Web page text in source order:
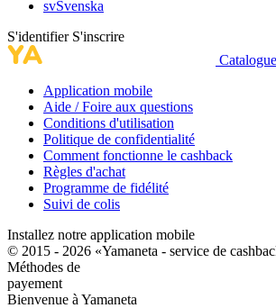
svSvenska
S'identifier S'inscrire
Application mobile
Aide / Foire aux questions
Conditions d'utilisation
Politique de confidentialité
Comment fonctionne le cashback
Règles d'achat
Programme de fidélité
Suivi de colis
Installez notre application mobile
© 2015 - 2026 «Yamaneta - service de
Méthodes de
payement
Bienvenue à Yamaneta